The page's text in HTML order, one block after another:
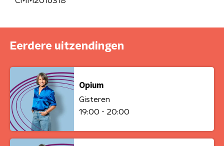
Eerdere uitzendingen
Opium
Gisteren
19:00 - 20:00